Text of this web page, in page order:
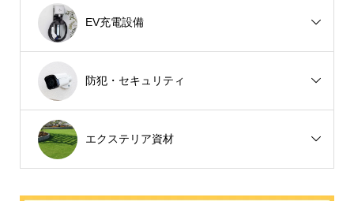
EV充電設備
防犯・セキュリティ
エクステリア資材